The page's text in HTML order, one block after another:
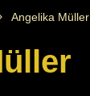
Angelika Müller